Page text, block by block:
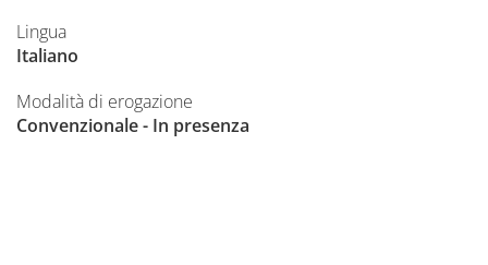
Lingua
Italiano
Modalità di erogazione
Convenzionale - In presenza